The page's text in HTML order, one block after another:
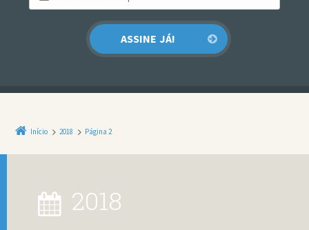
Início 2018 Página 2
2018